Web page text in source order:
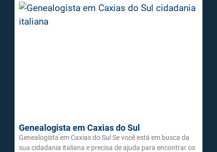
Genealogista em Caxias do Sul
Genealogista em Caxias do Sul Se você está em busca da
sua cidadania italiana e precisa de ajuda para encontrar os